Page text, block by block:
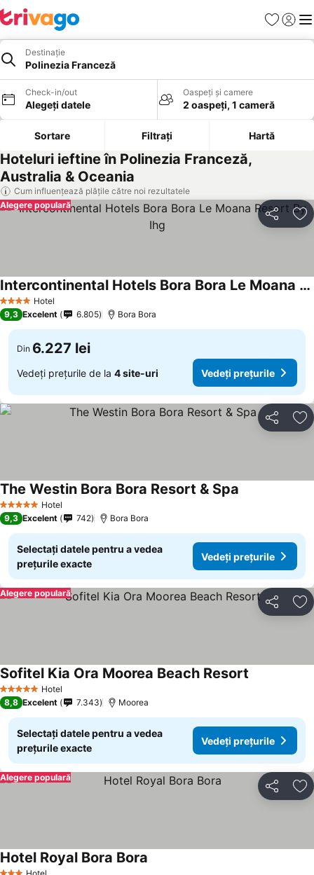
Favorite
Destinație
Polinezia Franceză
Check-in/out
Alegeți datele
Oaspeți și camere
2 oaspeți, 1 cameră
Sortare Filtrați Hartă
Hoteluri ieftine în Polinezia Franceză,
Australia & Oceania
Cum influențează plățile către noi rezultatele
Distribuiți
Alegere populară
4 Stele Hotel
Intercontinental Hotels Bora Bora Le Moana Resort By Ihg
9,3 Excelent 6.805 Bora Bora
Din 6.227 lei
Vedeți prețurile de la 4 site-uri Vedeți prețurile
Distribuiți
5 Stele Hotel
The Westin Bora Bora Resort & Spa
9,3 Excelent 742 Bora Bora
Selectați datele pentru a vedea
prețurile exacte
Vedeți prețurile
Distribuiți
Alegere populară
5 Stele Hotel
Sofitel Kia Ora Moorea Beach Resort
8,8 Excelent 7.343 Moorea
Selectați datele pentru a vedea
prețurile exacte
Vedeți prețurile
Distribuiți
Alegere populară
Hotel
Hotel Royal Bora Bora